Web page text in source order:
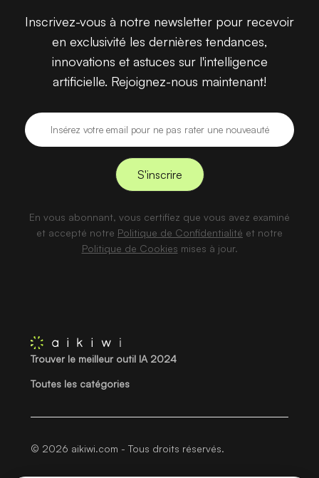
Inscrivez-vous à notre newsletter pour recevoir
en exclusivité les dernières tendances,
innovations et astuces sur l'intelligence
artificielle. Rejoignez-nous maintenant!
En vous abonnant, vous certifiez que vous avez examiné
et accepté notre Politique de Confidentialité et notre
Politique de Cookies mises à jour.
Trouver le meilleur outil IA 2024
Toutes les catégories
© 2026 aikiwi.com - Tous droits réservés.